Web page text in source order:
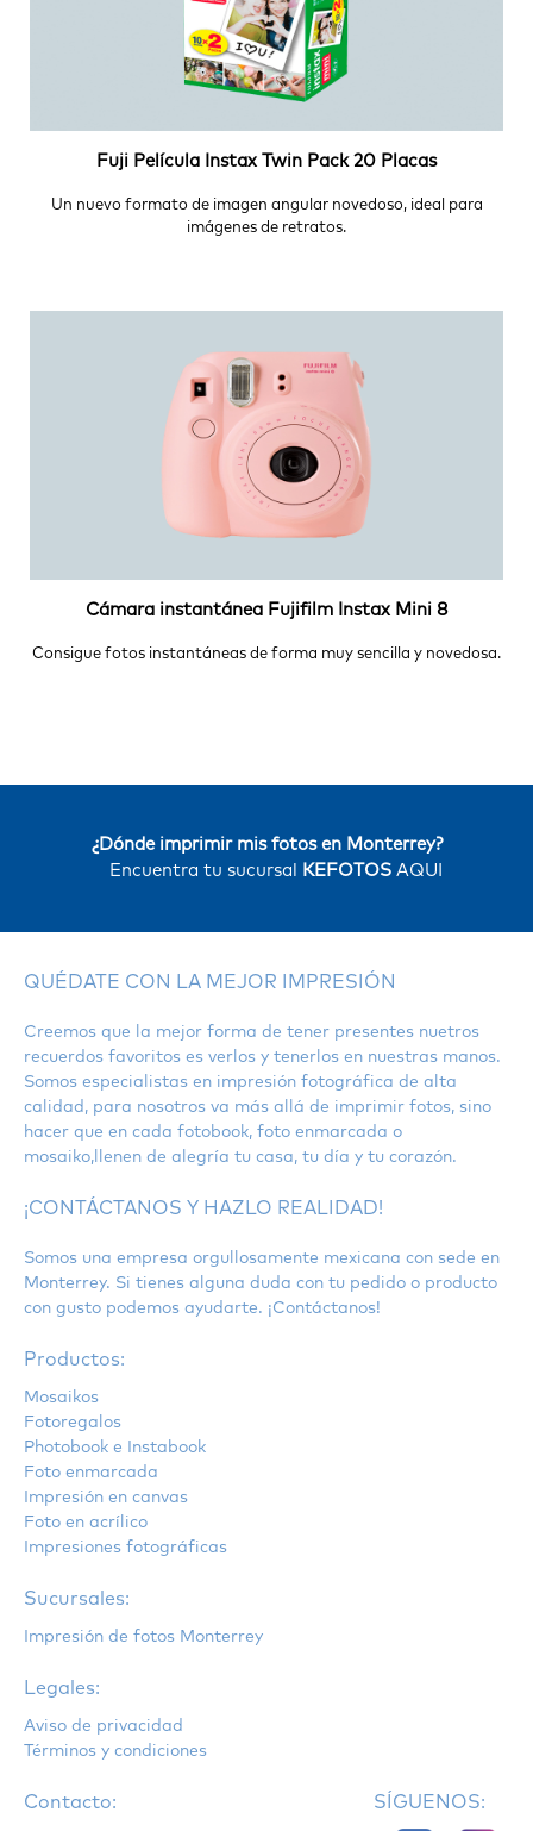
Fuji Película Instax Twin Pack 20 Placas
Un nuevo formato de imagen angular novedoso, ideal para
imágenes de retratos.
Cámara instantánea Fujifilm Instax Mini 8
Consigue fotos instantáneas de forma muy sencilla y novedosa.
¿Dónde imprimir mis fotos en Monterrey?
Encuentra tu sucursal
KEFOTOS AQUI
QUÉDATE CON LA MEJOR IMPRESIÓN
Creemos que la mejor forma de tener presentes nuetros
recuerdos favoritos es verlos y tenerlos en nuestras manos.
Somos especialistas en impresión fotográfica de alta
calidad, para nosotros va más allá de imprimir fotos, sino
hacer que en cada fotobook, foto enmarcada o
mosaiko,llenen de alegría tu casa, tu día y tu corazón.
¡CONTÁCTANOS Y HAZLO REALIDAD!
Somos una empresa orgullosamente mexicana con sede en
Monterrey. Si tienes alguna duda con tu pedido o producto
con gusto podemos ayudarte. ¡Contáctanos!
Productos:
Mosaikos
Fotoregalos
Photobook e Instabook
Foto enmarcada
Impresión en canvas
Foto en acrílico
Impresiones fotográficas
Sucursales:
Impresión de fotos Monterrey
Legales:
Aviso de privacidad
Términos y condiciones
Contacto: SÍGUENOS: